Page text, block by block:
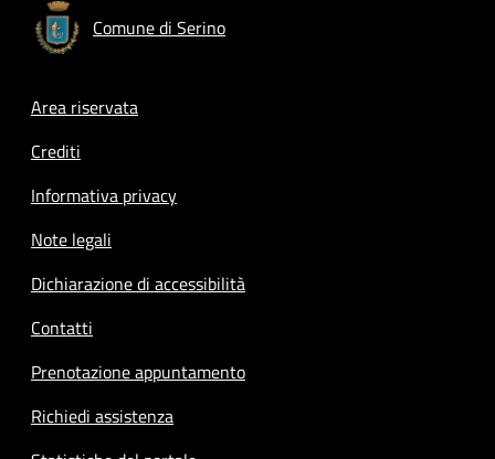
Comune di Serino
Footer menu
Area riservata
Crediti
Informativa privacy
Note legali
Dichiarazione di accessibilità
Contatti
Prenotazione appuntamento
Richiedi assistenza